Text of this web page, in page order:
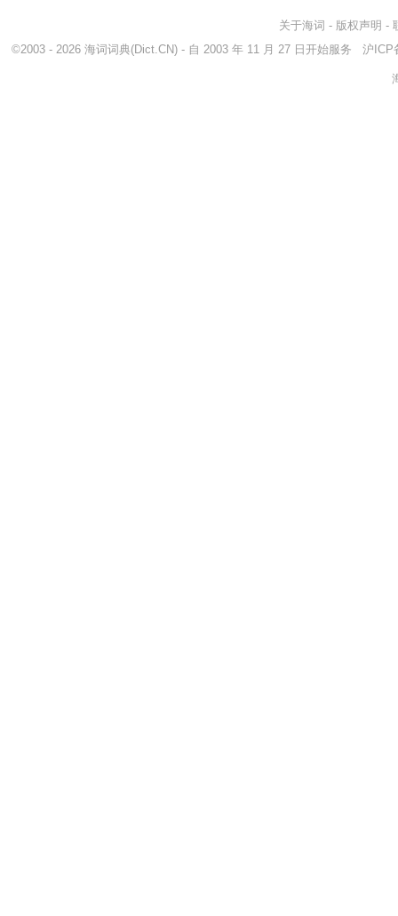
关于海词 - 版权声明 -
©2003 - 2026 海词词典(Dict.CN) - 自 2003 年 11 月 27 日开始服务 沪ICP